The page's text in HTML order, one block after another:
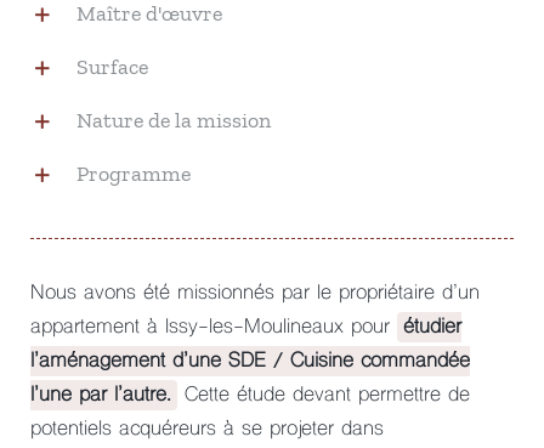
Maître d'œuvre
Surface
Nature de la mission
Programme
Nous avons été missionnés par le propriétaire d’un
appartement à Issy-les-Moulineaux pour étudier
l’aménagement d’une SDE / Cuisine commandée
l’une par l’autre. Cette étude devant permettre de
potentiels acquéreurs à se projeter dans